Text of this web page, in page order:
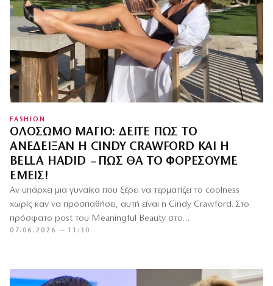
FASHION
ΟΛΌΣΩΜΟ ΜΑΓΙΌ: ΔΕΊΤΕ ΠΏΣ ΤΟ
ΑΝΈΔΕΙΞΑΝ Η CINDY CRAWFORD ΚΑΙ Η
BELLA HADID – ΠΏΣ ΘΑ ΤΟ ΦΟΡΈΣΟΥΜΕ
ΕΜΕΊΣ!
Αν υπάρχει μια γυναίκα που ξέρει να τερματίζει το coolness
χωρίς καν να προσπαθήσει, αυτή είναι η Cindy Crawford. Στο
πρόσφατο post του Meaningful Beauty στο…
07.06.2026 — 11:30